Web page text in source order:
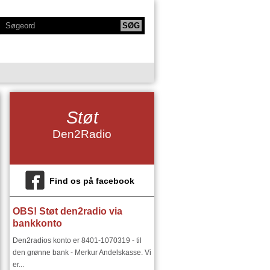
NY SERIE - BODYTALK
NY SERIE OM HAFNIA
KLANGKAMMERET
DEN2RADIO - SNART 18 ÅR
Støt
Den2Radio
Find os på facebook
OBS! Støt den2radio via
bankkonto
Den2radios konto er 8401-1070319 - til
den grønne bank - Merkur Andelskasse. Vi
er...